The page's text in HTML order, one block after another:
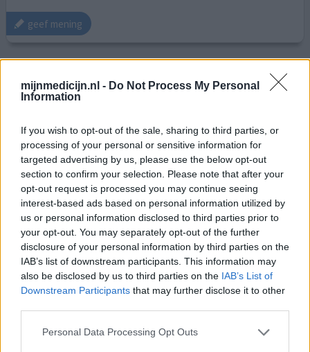
mijnmedicijn.nl - Do Not Process My Personal
Information
If you wish to opt-out of the sale, sharing to third parties, or
processing of your personal or sensitive information for
targeted advertising by us, please use the below opt-out
section to confirm your selection. Please note that after your
opt-out request is processed you may continue seeing
interest-based ads based on personal information utilized by
us or personal information disclosed to third parties prior to
your opt-out. You may separately opt-out of the further
disclosure of your personal information by third parties on the
IAB’s list of downstream participants. This information may
also be disclosed by us to third parties on the IAB’s List of
Downstream Participants that may further disclose it to other
Personal Data Processing Opt Outs
geef mening
Clonazepam
16-02-2019 | Man | 35
Effectiviteit
Hoeveelheid bijwerkingen
Ergens in 2011 dit middel voorgeschreven gekregen door
een Neuroloog ivm langdurig aanhoudende nekkrampen.
Dosering van eerst 3 maal daags 2mg, wat gewoon teveel
was en in zeer korte tijd naar 2 maal daags 1mg gegaan.
Dit tot op heden. Opzich is het een prettig middel en
voor mijn gevoel iets minder suffer dan Diazepam. Het
wordt eigenlijk voorgeschreven bij mensen met epi[lees
geef mening